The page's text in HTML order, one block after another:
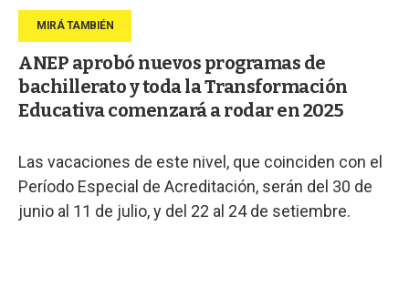
ANEP aprobó nuevos programas de
bachillerato y toda la Transformación
Educativa comenzará a rodar en 2025
Las vacaciones de este nivel, que coinciden con el
Período Especial de Acreditación, serán del 30 de
junio al 11 de julio, y del 22 al 24 de setiembre.